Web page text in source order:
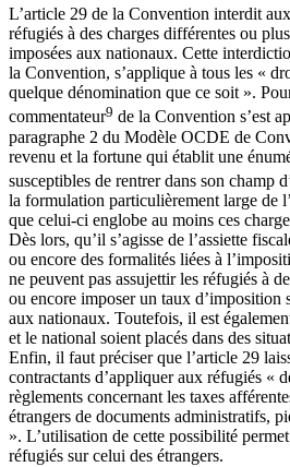
L’article 29 de la Convention interdit
réfugiés à des charges différentes ou
imposées aux nationaux. Cette
la Convention, s’applique à tous les «
quelque dénomination que ce soit ».
commentateur9 de la Convention s’est
paragraphe 2 du Modèle OCDE de
revenu et la fortune qui établit une
susceptibles de rentrer dans son champ
la formulation particulièrement large de
que celui-ci englobe au moins ces
Dès lors, qu’il s’agisse de l’assiette
ou encore des formalités liées à
ne peuvent pas assujettir les réfugiés à
ou encore imposer un taux d’imposition
aux nationaux. Toutefois, il est
et le national soient placés dans des
Enfin, il faut préciser que l’article 29
contractants d’appliquer aux réfugiés «
règlements concernant les taxes
étrangers de documents administratifs,
». L’utilisation de cette possibilité
réfugiés sur celui des étrangers.